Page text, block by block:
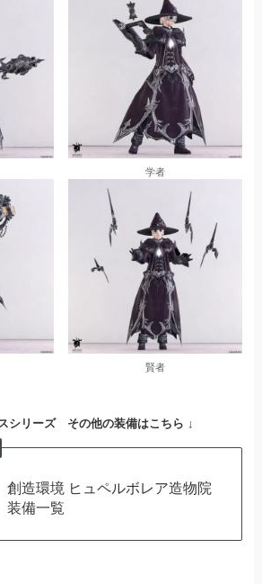
学者
賢者
シリーズ その他の装備はこちら ↓
創造環境 ヒュペルボレア造物院
装備一覧